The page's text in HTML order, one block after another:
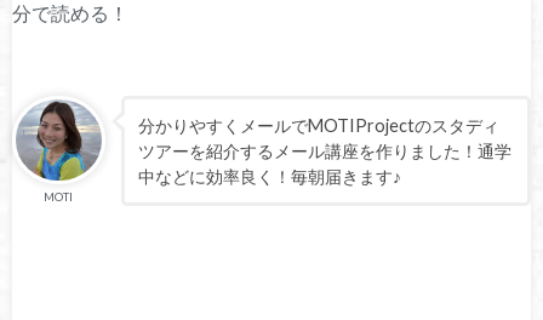
分で読める！
MOTI
分かりやすくメールでMOTIProjectのスタディ
ツアーを紹介するメール講座を作りました！通学
中などに効率良く！毎朝届きます♪